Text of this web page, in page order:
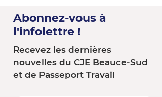
Abonnez-vous à
l'infolettre !
Recevez les dernières
nouvelles du CJE Beauce-Sud
et de Passeport Travail